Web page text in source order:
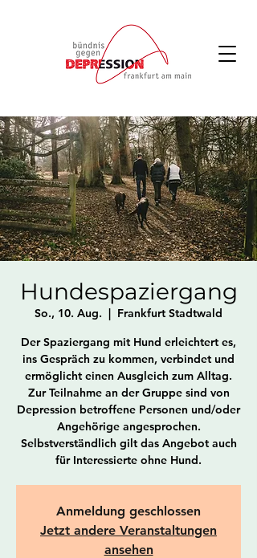
Hundespaziergang
So., 10. Aug.
  |
Frankfurt Stadtwald
Der Spaziergang mit Hund erleichtert es,
ins Gespräch zu kommen, verbindet und
ermöglicht einen Ausgleich zum Alltag.
Zur Teilnahme an der Gruppe sind von
Depression betroffene Personen und/oder
Angehörige angesprochen.
Selbstverständlich gilt das Angebot auch
für Interessierte ohne Hund.
Anmeldung geschlossen
Jetzt andere Veranstaltungen
ansehen